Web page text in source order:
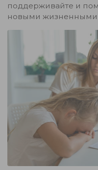
поддерживайте и
новыми жизненными